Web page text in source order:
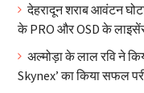
देहरादून शराब आवंटन
के PRO और OSD के लाइसेंस
अल्मोड़ा के लाल रवि ने
Skynex’ का किया सफल